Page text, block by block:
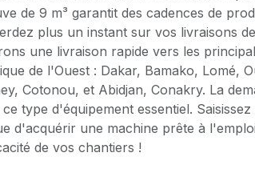
de 9 m³ garantit des cadences de
plus un instant sur vos livraisons
une livraison rapide vers les
de l'Ouest : Dakar, Bamako, Lomé,
Cotonou, et Abidjan, Conakry. La
type d'équipement essentiel.
d'acquérir une machine prête à
de vos chantiers !